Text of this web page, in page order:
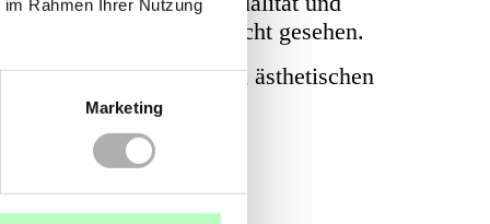
Rahmen Ihrer Nutzung
Marketing
– auch auf lange Sicht gesehen.
gesundheitlichen und ästhetischen